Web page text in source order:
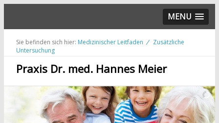
MENU
Sie befinden sich hier: Medizinischer Leitfaden
Zusätzliche
Untersuchung
Praxis Dr. med. Hannes Meier